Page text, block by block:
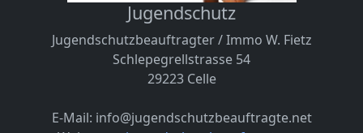
Jugendschutz
Jugendschutzbeauftragter / Immo W. Fietz
Schlepegrellstrasse 54
29223 Celle
E-Mail: info@jugendschutzbeauftragte.net